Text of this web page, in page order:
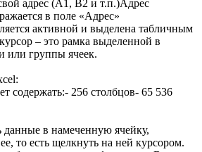
адрес (А1, В2 и т.п.)Адрес
в поле «Адрес»
активной и выделена табличным
– это рамка выделенной в
или группы ячеек.
содержать:- 256 столбцов- 65 536
данные в намеченную ячейку,
то есть щелкнуть на ней курсором.